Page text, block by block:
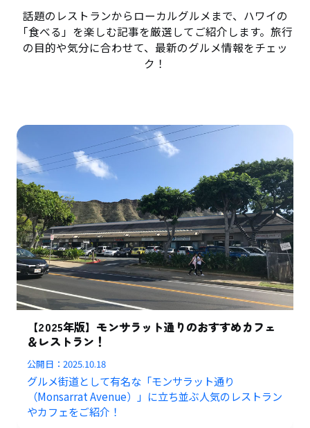
話題のレストランからローカルグルメまで、ハワイの
「食べる」を楽しむ記事を厳選してご紹介します。旅行
の目的や気分に合わせて、最新のグルメ情報をチェッ
ク！
【2025年版】モンサラット通りのおすすめカフェ
＆レストラン！
公開日：2025.10.18
グルメ街道として有名な「モンサラット通り
（Monsarrat Avenue）」に立ち並ぶ人気のレストラン
やカフェをご紹介！